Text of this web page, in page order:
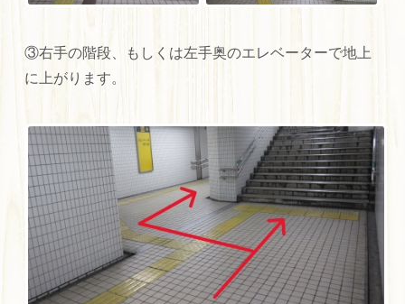
③右手の階段、もしくは左手奥のエレベーターで地上
に上がります。